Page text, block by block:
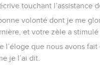
touchant l’assistance
volonté dont je me
et votre zèle a stimulé
l’éloge que nous avons
je l’ai dit.